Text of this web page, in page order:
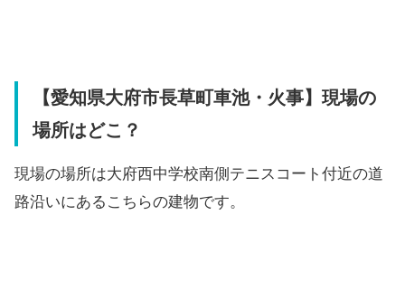
【愛知県大府市長草町車池・火事】現場の
場所はどこ？
現場の場所は大府西中学校南側テニスコート付近の道
路沿いにあるこちらの建物です。